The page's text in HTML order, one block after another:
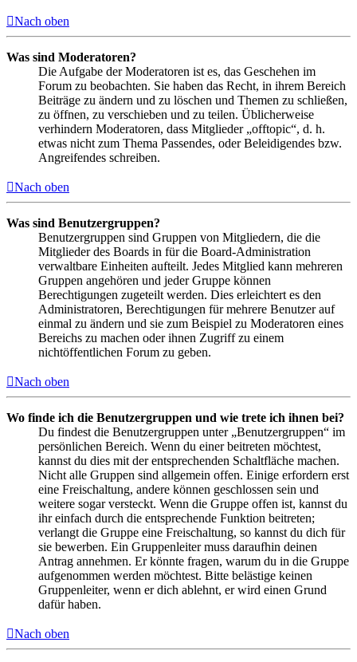
Nach oben
Was sind Moderatoren?
Die Aufgabe der Moderatoren ist es, das Geschehen im
Forum zu beobachten. Sie haben das Recht, in ihrem Bereich
Beiträge zu ändern und zu löschen und Themen zu schließen,
zu öffnen, zu verschieben und zu teilen. Üblicherweise
verhindern Moderatoren, dass Mitglieder „offtopic“, d. h.
etwas nicht zum Thema Passendes, oder Beleidigendes bzw.
Angreifendes schreiben.
Nach oben
Was sind Benutzergruppen?
Benutzergruppen sind Gruppen von Mitgliedern, die die
Mitglieder des Boards in für die Board-Administration
verwaltbare Einheiten aufteilt. Jedes Mitglied kann mehreren
Gruppen angehören und jeder Gruppe können
Berechtigungen zugeteilt werden. Dies erleichtert es den
Administratoren, Berechtigungen für mehrere Benutzer auf
einmal zu ändern und sie zum Beispiel zu Moderatoren eines
Bereichs zu machen oder ihnen Zugriff zu einem
nichtöffentlichen Forum zu geben.
Nach oben
Wo finde ich die Benutzergruppen und wie trete ich ihnen bei?
Du findest die Benutzergruppen unter „Benutzergruppen“ im
persönlichen Bereich. Wenn du einer beitreten möchtest,
kannst du dies mit der entsprechenden Schaltfläche machen.
Nicht alle Gruppen sind allgemein offen. Einige erfordern erst
eine Freischaltung, andere können geschlossen sein und
weitere sogar versteckt. Wenn die Gruppe offen ist, kannst du
ihr einfach durch die entsprechende Funktion beitreten;
verlangt die Gruppe eine Freischaltung, so kannst du dich für
sie bewerben. Ein Gruppenleiter muss daraufhin deinen
Antrag annehmen. Er könnte fragen, warum du in die Gruppe
aufgenommen werden möchtest. Bitte belästige keinen
Gruppenleiter, wenn er dich ablehnt, er wird einen Grund
dafür haben.
Nach oben